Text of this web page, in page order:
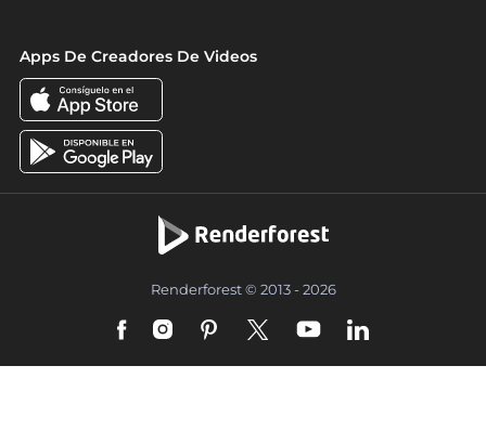
Apps De Creadores De Videos
Renderforest © 2013 - 2026